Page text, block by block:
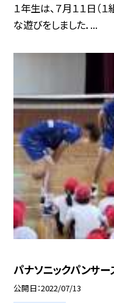
１年生は、７月１１日（１
な遊びをしました．...
パナソニックパンサー
公開日 2022/07/13